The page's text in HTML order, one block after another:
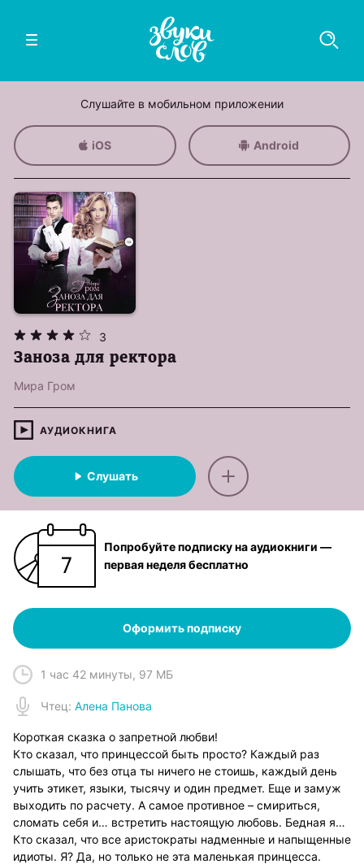
Слушайте в мобильном приложении
iOS Android
3
Заноза для ректора
Мира Гром
АУДИОКНИГА
Слушать
Попробуйте подписку на аудиокниги —
первая неделя бесплатно
Оформить подписку
1 час 42 минуты, 97 МБ
Чтец: Алена Панова
Короткая сказка о запретной любви!
Кто сказал, что принцессой быть просто? Каждый раз
слышать, что без отца ты ничего не стоишь, каждый день
учить этикет, языки, тысячу и один предмет. Еще и замуж
выходить по расчету. А самое противное – смириться,
сломать себя и… встретить настоящую любовь. Бедная я…
Кто сказал, что все аристократы надменные и напыщенные
идиоты. Я? Да, но только не эта маленькая принцесса.